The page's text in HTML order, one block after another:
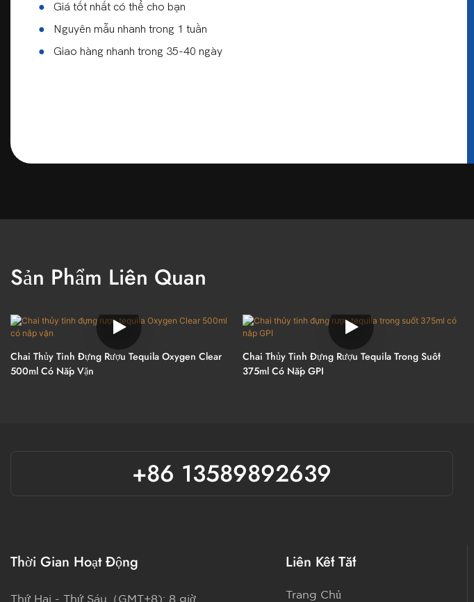
●
Giá tốt nhất có thể cho bạn
●
Nguyên mẫu nhanh trong 1 tuần
●
Giao hàng nhanh trong 35-40 ngày
Sản Phẩm Liên Quan
Chai Thủy Tinh Đựng Rượu Tequila Oxygen Clear
500ml Có Nắp Vặn
Chai Thủy Tinh Đựng Rượu Tequila Trong Suốt
375ml Có Nắp GPI
+86 13589892639
Thời Gian Hoạt Động
Thứ Hai - Thứ Sáu（GMT+8): 8 giờ
Liên Kết Tắt
Trang Chủ